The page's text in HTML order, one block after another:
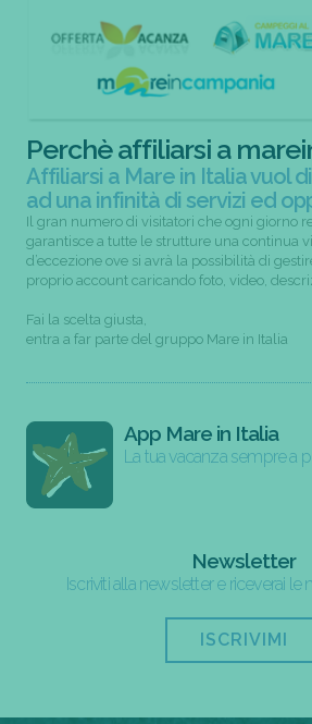
Perchè affiliarsi a
Affiliarsi a Mare in Italia vuol
ad una infinità di servizi ed
Il gran numero di visitatori che ogni giorno
garantisce a tutte le strutture una continua
d’eccezione ove si avrà la possibilità di
proprio account caricando foto, video,
Fai la scelta giusta,
entra a far parte del gruppo Mare in Italia
App Mare in Italia
La tua vacanza sempre a
Newsletter
Iscriviti alla newsletter e riceverai le
ISCRIVIMI